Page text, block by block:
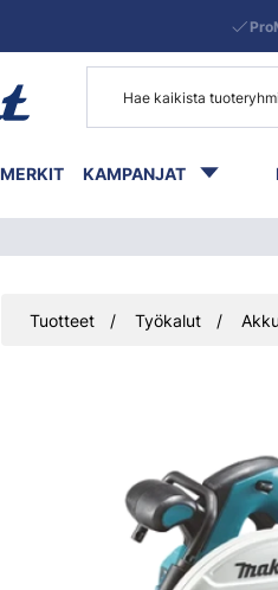
KAMPANJAT
Tuotteet Työkalut